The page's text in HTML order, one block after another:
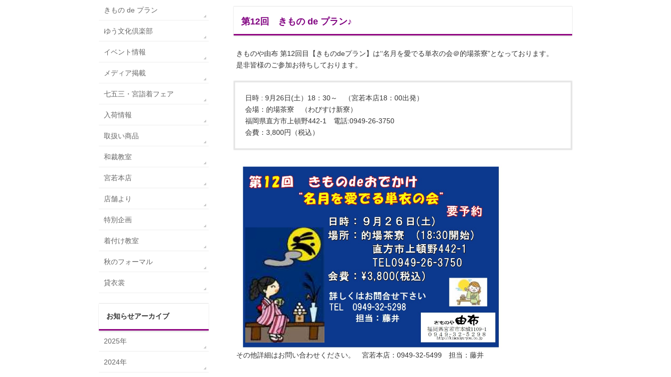
第12回 きもの de プラン♪
きものや由布 第12回目【きものdeプラン】は‘‘名月を愛でる単衣の会＠的場茶寮”となっております。
是非皆様のご参加お待ちしております。
日時 : 9月26日(土）18：30～ （宮若本店18：00出発）
会場：的場茶寮 （わびすけ新寮）
福岡県直方市上頓野442-1 電話:0949-26-3750
会費：3,800円（税込）
その他詳細はお問い合わせください。 宮若本店：0949-32-5499 担当：藤井
きもの de プラン
ゆう文化倶楽部
イベント情報
メディア掲載
七五三・宮詣着フェア
入荷情報
取扱い商品
和裁教室
宮若本店
店舗より
特別企画
着付け教室
秋のフォーマル
貸衣裳
お知らせアーカイブ
2025年
2024年